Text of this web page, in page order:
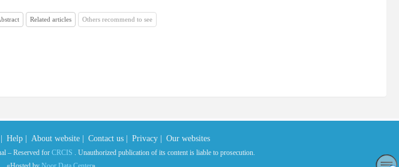
Related articles Others recommend to see
Help | About website | Contact us | Privacy | Our websites
– Reserved for CRCIS . Unauthorized publication of its content is liable to prosecution.